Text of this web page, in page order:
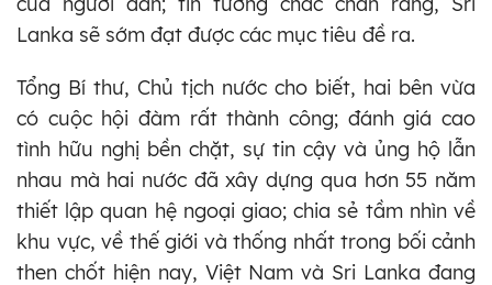
Lanka sẽ sớm đạt được các mục tiêu đề ra.
Tổng Bí thư, Chủ tịch nước cho biết, hai bên vừa
có cuộc hội đàm rất thành công; đánh giá cao
tình hữu nghị bền chặt, sự tin cậy và ủng hộ lẫn
nhau mà hai nước đã xây dựng qua hơn 55 năm
thiết lập quan hệ ngoại giao; chia sẻ tầm nhìn về
khu vực, về thế giới và thống nhất trong bối cảnh
then chốt hiện nay, Việt Nam và Sri Lanka đang